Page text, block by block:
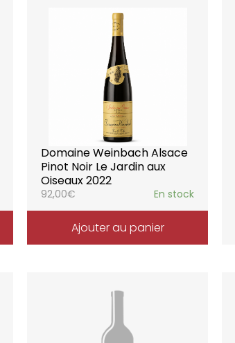
Domaine Weinbach Alsace
Pinot Noir Le Jardin aux
Oiseaux 2022
92,00€ En stock
Ajouter au panier